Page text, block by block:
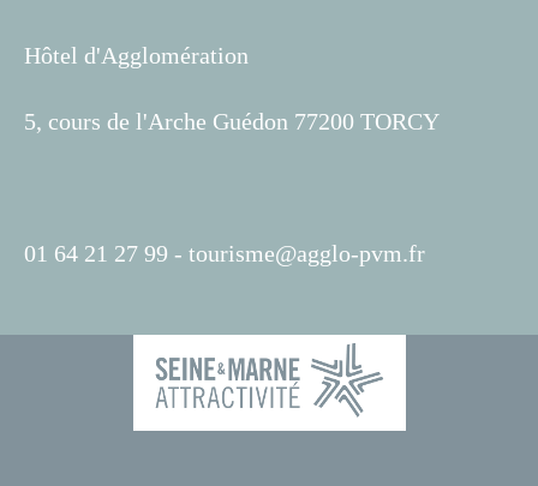
Hôtel d'Agglomération
5, cours de l'Arche Guédon 77200 TORCY
01 64 21 27 99 - tourisme@agglo-pvm.fr